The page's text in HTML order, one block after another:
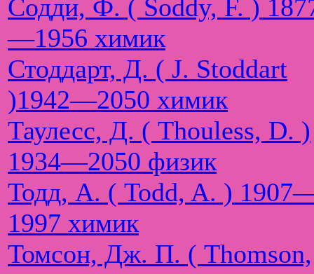
Содди, Ф. ( Soddy, F. )
—1956 химик
Стоддарт, Д. ( J. Stoddart
)1942—2050 химик
Таулесс, Д. ( Thouless, D. )
1934—2050 физик
Тодд, А. ( Todd, A. )
1997 химик
Томсон, Дж. П. ( Thomson,